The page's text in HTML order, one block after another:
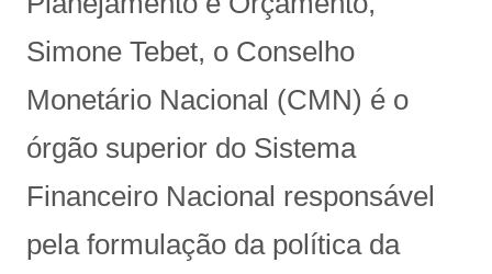
Simone Tebet, o Conselho
Monetário Nacional (CMN) é o
órgão superior do Sistema
Financeiro Nacional responsável
pela formulação da política da